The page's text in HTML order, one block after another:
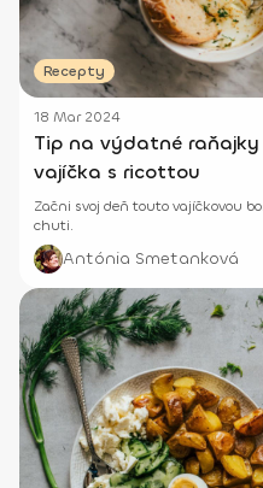
Recepty
18 Mar 2024
Tip na výdatné
vajíčka s ricottou
Začni svoj deň touto vajíčkovou
chuti.
Antónia Smetanková